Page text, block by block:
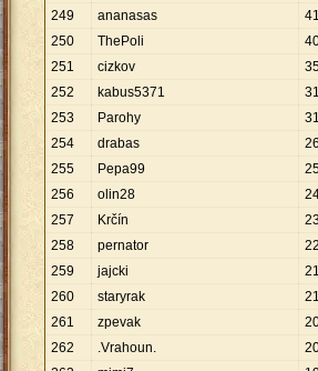
249
ananasas
250
ThePoli
251
cizkov
252
kabus5371
253
Parohy
254
drabas
255
Pepa99
256
olin28
257
Krčín
258
pernator
259
jajcki
260
staryrak
261
zpevak
262
.Vrahoun.